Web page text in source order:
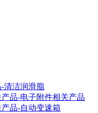
清洁润滑脂
品-电子附件相关产品
品-自动变速箱